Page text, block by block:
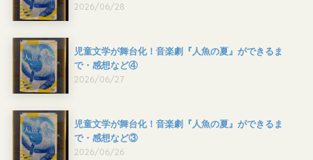
2026/06/28
児童文学が舞台化！音楽劇『人魚の夏』ができるま
で・感想など④
2026/06/27
児童文学が舞台化！音楽劇『人魚の夏』ができるま
で・感想など③
2026/06/26